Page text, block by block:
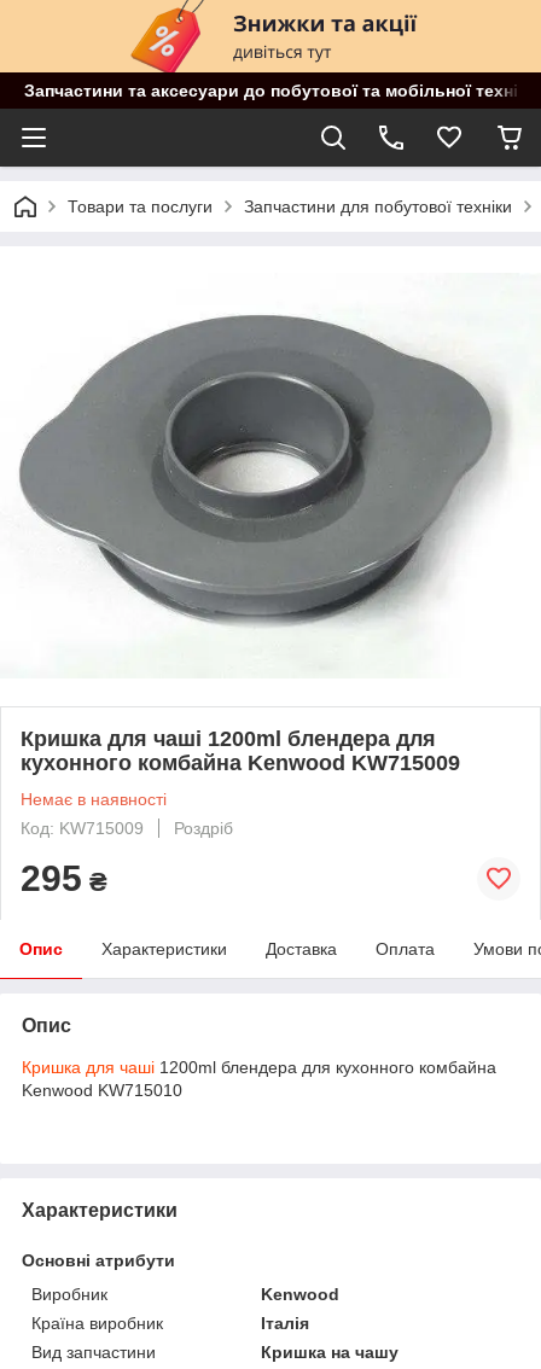
Запчастини та аксесуари до побутової та мобільної
Товари та послуги Запчастини для побутової техніки
Кришка для чаші 1200ml блендера для
кухонного комбайна Kenwood KW715009
Немає в наявності
Код: KW715009
Роздріб
295 ₴
Опис Характеристики Доставка Оплата Умови
Опис
Кришка для чаші 1200ml блендера для кухонного комбайна
Kenwood KW715010
Характеристики
Основні атрибути
Виробник
Kenwood
Країна виробник
Італія
Вид запчастини
Кришка на чашу